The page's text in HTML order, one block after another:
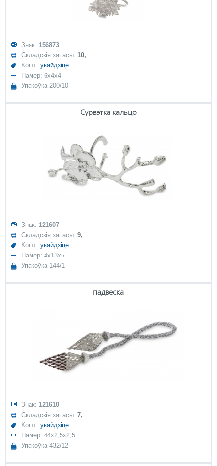
Знак: 156873
Складскія запасы:10,
Кошт:увайдзіце
Памер: 6x4x4
Упакоўка 200/10
Сурвэтка кальцо
Знак: 121607
Складскія запасы:9,
Кошт:увайдзіце
Памер: 4x13x5
Упакоўка 144/1
падвеска
Знак: 121610
Складскія запасы:7,
Кошт:увайдзіце
Памер: 44x2,5x2,5
Упакоўка 432/12